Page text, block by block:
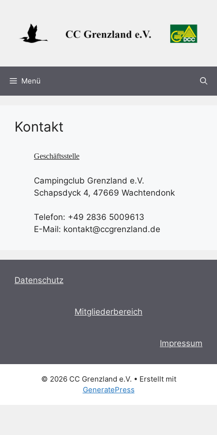
springen
Menü
Kontakt
Geschäftsstelle
Campingclub Grenzland e.V.
Schapsdyck 4, 47669 Wachtendonk
Telefon: +49 2836 5009613
E-Mail: kontakt@ccgrenzland.de
Datenschutz
Mitgliederbereich
Impressum
© 2026 CC Grenzland e.V. • Erstellt mit
GeneratePress